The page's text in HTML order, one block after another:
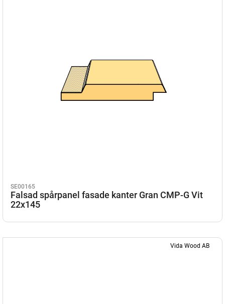
SE00165
Falsad spårpanel fasade kanter Gran CMP-G Vit
22x145
Vida Wood AB